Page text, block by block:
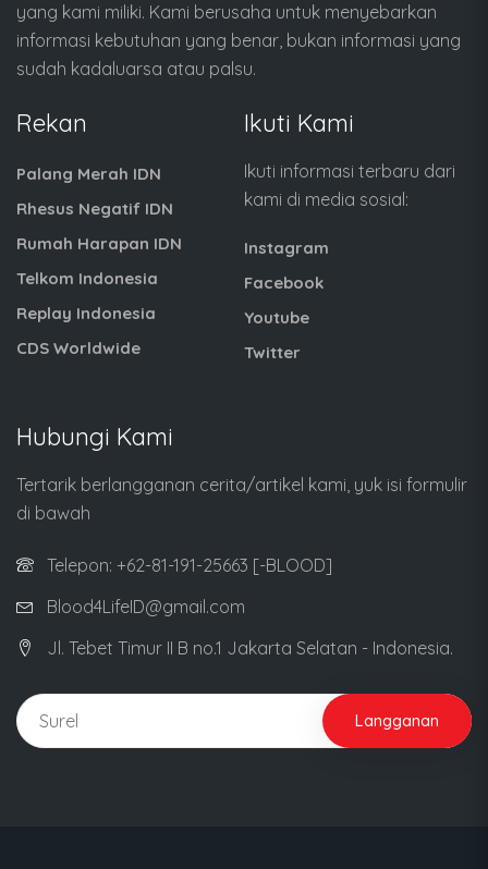
yang kami miliki. Kami berusaha untuk menyebarkan
informasi kebutuhan yang benar, bukan informasi yang
sudah kadaluarsa atau palsu.
Rekan
Palang Merah IDN
Rhesus Negatif IDN
Rumah Harapan IDN
Telkom Indonesia
Replay Indonesia
CDS Worldwide
Ikuti Kami
Ikuti informasi terbaru dari
kami di media sosial:
Instagram
Facebook
Youtube
Twitter
Hubungi Kami
Tertarik berlangganan cerita/artikel kami, yuk isi formulir
di bawah
Telepon: +62-81-191-25663 [-BLOOD]
Blood4LifeID@gmail.com
Jl. Tebet Timur II B no.1 Jakarta Selatan - Indonesia.
Langganan